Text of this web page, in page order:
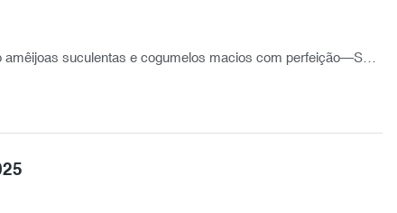
suculentas e cogumelos macios com perfeição—Sem
enquanto suas propriedades antiaderentes naturais
e sinta a diferença! 🔥 #CulináriaCerâmica